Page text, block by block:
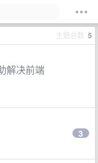
主题总数 5
解决前端
3